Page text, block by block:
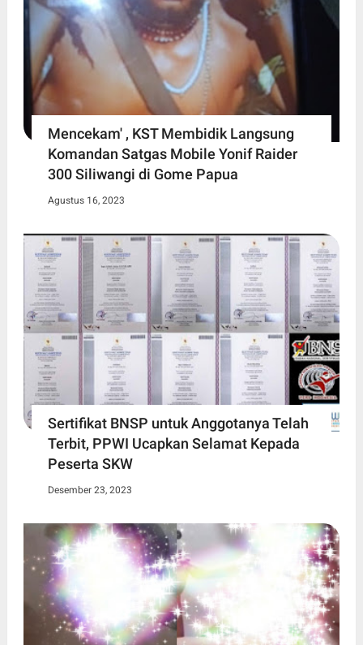
Mencekam' , KST Membidik Langsung
Komandan Satgas Mobile Yonif Raider
300 Siliwangi di Gome Papua
Agustus 16, 2023
Sertifikat BNSP untuk Anggotanya Telah
Terbit, PPWI Ucapkan Selamat Kepada
Peserta SKW
Desember 23, 2023